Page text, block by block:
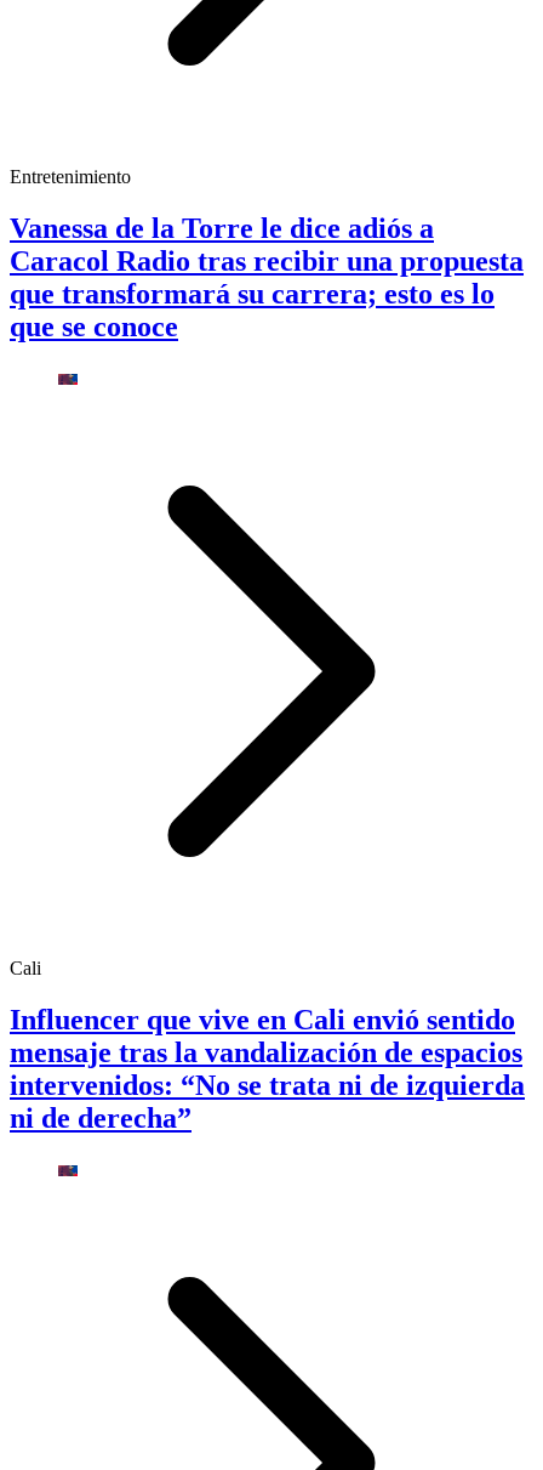
Entretenimiento
Vanessa de la Torre le dice adiós a
Caracol Radio tras recibir una propuesta
que transformará su carrera; esto es lo
que se conoce
Cali
Influencer que vive en Cali envió sentido
mensaje tras la vandalización de espacios
intervenidos: “No se trata ni de izquierda
ni de derecha”